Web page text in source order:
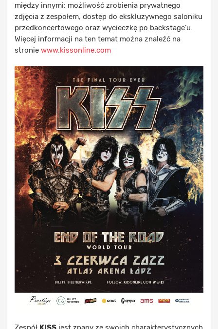
między innymi: możliwość zrobienia prywatnego
zdjęcia z zespołem, dostęp do ekskluzywnego saloniku
przedkoncertowego oraz wycieczkę po backstage’u.
Więcej informacji na ten temat można znaleźć na
stronie www.kissonline.com